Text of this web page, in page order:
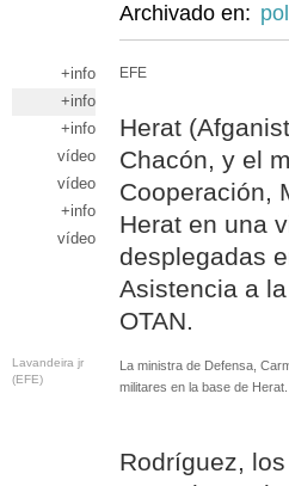
Archivado en:
+info
+info
+info
vídeo
vídeo
+info
vídeo
EFE
Herat
Chacón, y el
Cooperación,
Herat en una
desplegadas
Asistencia a
OTAN.
Lavandeira jr
(EFE)
La ministra de Defensa,
militares en la base de Herat.
Rodríguez,